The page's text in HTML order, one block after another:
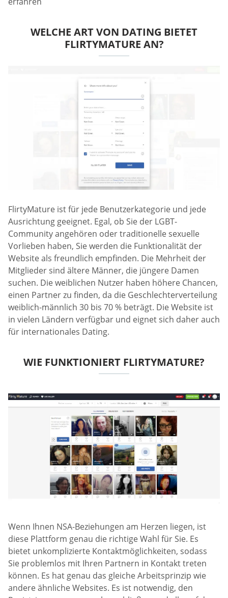
WELCHE ART VON DATING BIETET
FLIRTYMATURE AN?
FlirtyMature ist für jede Benutzerkategorie und jede
Ausrichtung geeignet. Egal, ob Sie der LGBT-
Community angehören oder traditionelle sexuelle
Vorlieben haben, Sie werden die Funktionalität der
Website als freundlich empfinden. Die Mehrheit der
Mitglieder sind ältere Männer, die jüngere Damen
suchen. Die weiblichen Nutzer haben höhere Chancen,
einen Partner zu finden, da die Geschlechterverteilung
weiblich-männlich 30 bis 70 % beträgt. Die Website ist
in vielen Ländern verfügbar und eignet sich daher auch
für internationales Dating.
WIE FUNKTIONIERT FLIRTYMATURE?
Wenn Ihnen NSA-Beziehungen am Herzen liegen, ist
diese Plattform genau die richtige Wahl für Sie. Es
bietet unkomplizierte Kontaktmöglichkeiten, sodass
Sie problemlos mit Ihren Partnern in Kontakt treten
können. Es hat genau das gleiche Arbeitsprinzip wie
andere ähnliche Websites. Es ist notwendig, den